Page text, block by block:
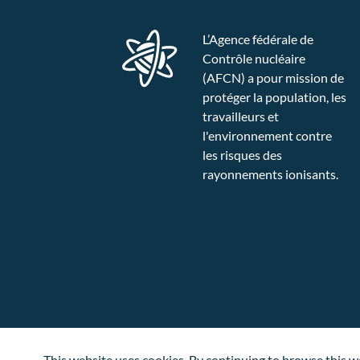
L’Agence fédérale de
Contrôle nucléaire
(AFCN) a pour mission de
protéger la population, les
travailleurs et
l'environnement contre
les risques des
rayonnements ionisants.